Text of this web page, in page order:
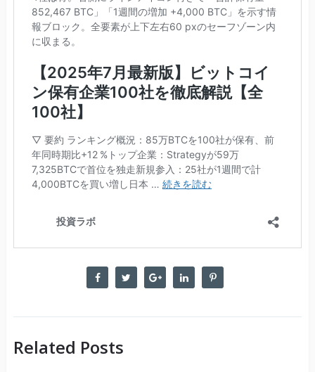
Related Posts